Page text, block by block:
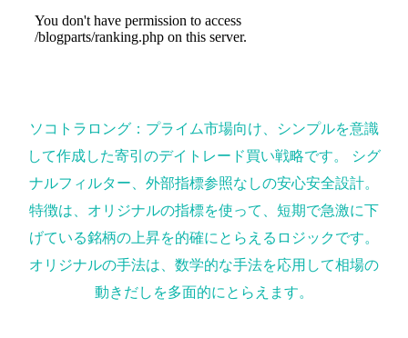
ソコトラロング：プライム市場向け、シンプルを意識
して作成した寄引のデイトレード買い戦略です。 シグ
ナルフィルター、外部指標参照なしの安心安全設計。
特徴は、オリジナルの指標を使って、短期で急激に下
げている銘柄の上昇を的確にとらえるロジックです。
オリジナルの手法は、数学的な手法を応用して相場の
動きだしを多面的にとらえます。